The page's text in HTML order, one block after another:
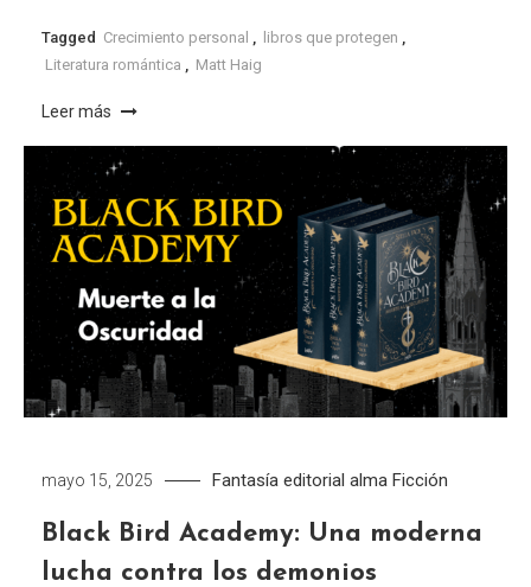
Tagged Crecimiento personal libros que protegen
Literatura romántica
Matt Haig
Leer más
mayo 15, 2025 Fantasía editorial alma Ficción
Black Bird Academy: Una moderna
lucha contra los demonios